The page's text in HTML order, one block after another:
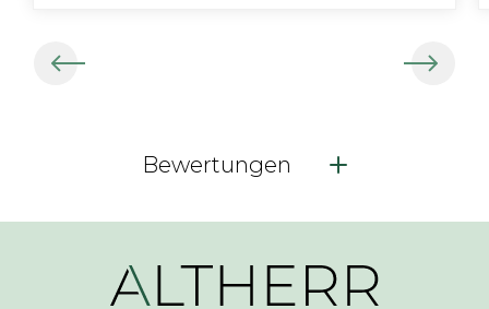
Bewertungen